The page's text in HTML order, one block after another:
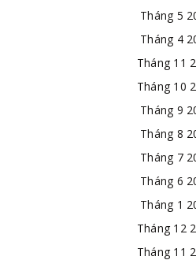
Tháng 5
Tháng 4
Tháng 11
Tháng 10
Tháng 9
Tháng 8
Tháng 7
Tháng 6
Tháng 1
Tháng 12
Tháng 11